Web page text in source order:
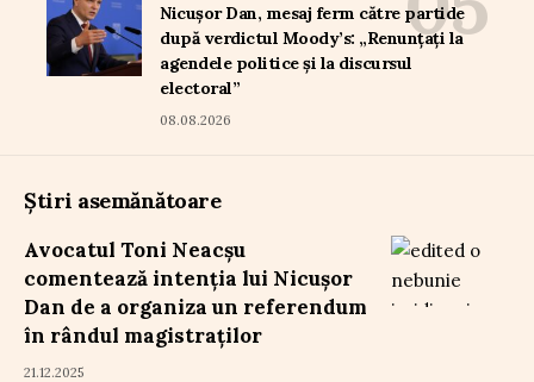
Nicușor Dan, mesaj ferm către partide
după verdictul Moody’s: „Renunțați la
agendele politice și la discursul
electoral”
08.08.2026
Știri asemănătoare
Avocatul Toni Neacșu
comentează intenția lui Nicușor
Dan de a organiza un referendum
în rândul magistraților
21.12.2025